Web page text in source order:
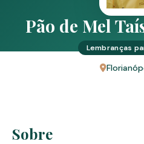
Pão de Mel
Lembranças
Sobre